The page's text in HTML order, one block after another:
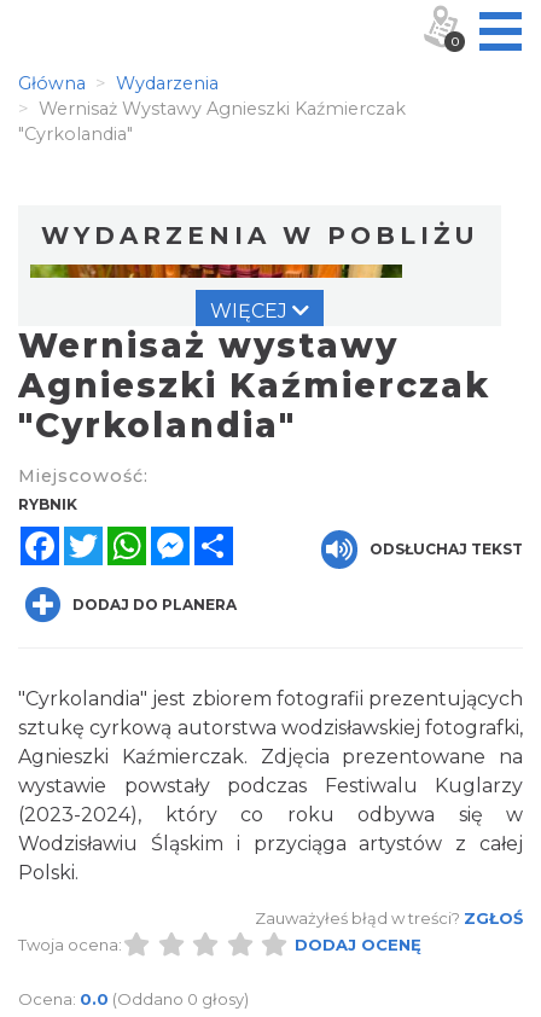
Główna
Wydarzenia
Wernisaż Wystawy Agnieszki Kaźmierczak
"Cyrkolandia"
WYDARZENIA W POBLIŻU
pierwsze kroki w świecie melodii
Rybnik
0.00 km
Wakacyjne Warsztaty Malarskie "Rybnik -
miasto zieleni"
Rybnik
2026-08-22
0.00 km
WIĘCEJ
Wernisaż wystawy
Agnieszki Kaźmierczak
"Cyrkolandia"
Miejscowość:
RYBNIK
FacebookTwitterWhatsAppMessenger
ODSŁUCHAJ TEKST
DODAJ DO PLANERA
"Cyrkolandia" jest zbiorem fotografii prezentujących
sztukę cyrkową autorstwa wodzisławskiej fotografki,
Agnieszki Kaźmierczak. Zdjęcia prezentowane na
wystawie powstały podczas Festiwalu Kuglarzy
(2023-2024), który co roku odbywa się w
Wodzisławiu Śląskim i przyciąga artystów z całej
Polski.
Zauważyłeś błąd w treści? ZGŁOŚ
Twoja ocena:
DODAJ OCENĘ
Ocena: 0.0 (Oddano 0 głosy)
0